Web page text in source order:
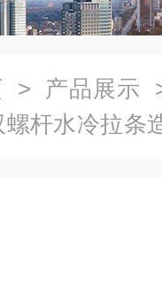
> 产品展示
螺杆水冷拉条